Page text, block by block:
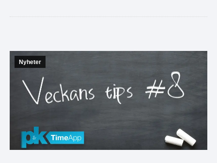
Nyheter